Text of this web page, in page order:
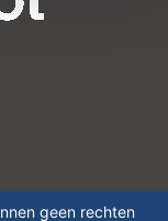
geen rechten